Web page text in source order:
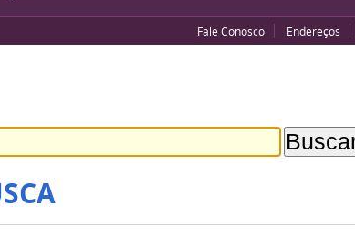
Fale Conosco Endereços